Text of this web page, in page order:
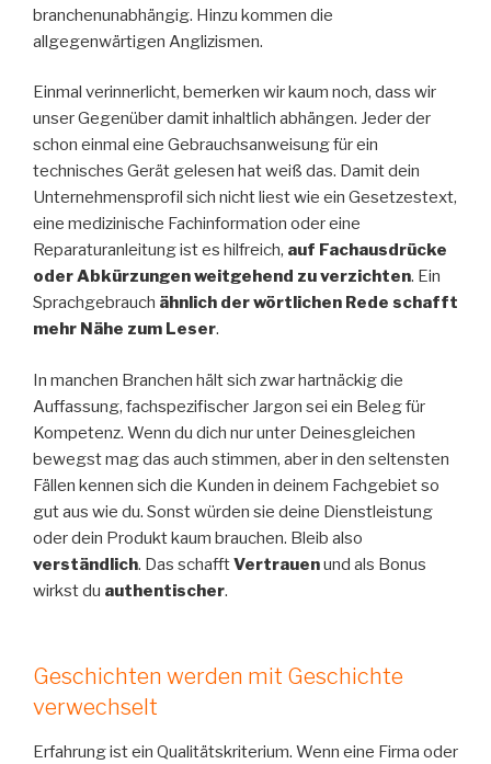
branchenunabhängig. Hinzu kommen die
allgegenwärtigen Anglizismen.
Einmal verinnerlicht, bemerken wir kaum noch, dass wir
unser Gegenüber damit inhaltlich abhängen. Jeder der
schon einmal eine Gebrauchsanweisung für ein
technisches Gerät gelesen hat weiß das. Damit dein
Unternehmensprofil sich nicht liest wie ein Gesetzestext,
eine medizinische Fachinformation oder eine
Reparaturanleitung ist es hilfreich, auf Fachausdrücke
oder Abkürzungen weitgehend zu verzichten. Ein
Sprachgebrauch ähnlich der wörtlichen Rede schafft
mehr Nähe zum Leser.
In manchen Branchen hält sich zwar hartnäckig die
Auffassung, fachspezifischer Jargon sei ein Beleg für
Kompetenz. Wenn du dich nur unter Deinesgleichen
bewegst mag das auch stimmen, aber in den seltensten
Fällen kennen sich die Kunden in deinem Fachgebiet so
gut aus wie du. Sonst würden sie deine Dienstleistung
oder dein Produkt kaum brauchen. Bleib also
verständlich. Das schafftVertrauenund als Bonus
wirkst du authentischer.
Geschichten werden mit Geschichte
verwechselt
Erfahrung ist ein Qualitätskriterium. Wenn eine Firma oder